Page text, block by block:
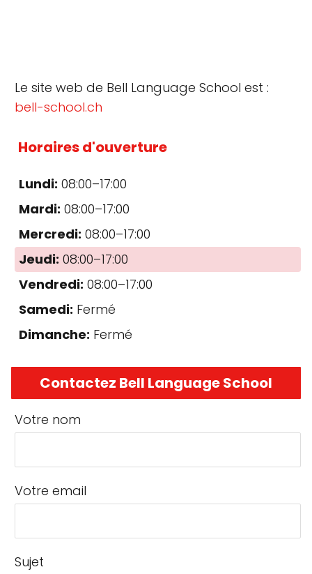
Le site web de Bell Language School est :
bell-school.ch
Horaires d'ouverture
Lundi: 08:00–17:00
Mardi: 08:00–17:00
Mercredi: 08:00–17:00
Jeudi: 08:00–17:00
Vendredi: 08:00–17:00
Samedi: Fermé
Dimanche: Fermé
Contactez Bell Language School
Votre nom
Votre email
Sujet